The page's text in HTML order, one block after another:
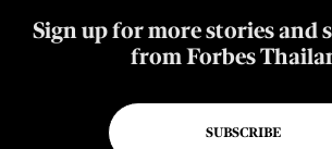
Sign up for more stories and
from Forbes
SUBSCRIBE